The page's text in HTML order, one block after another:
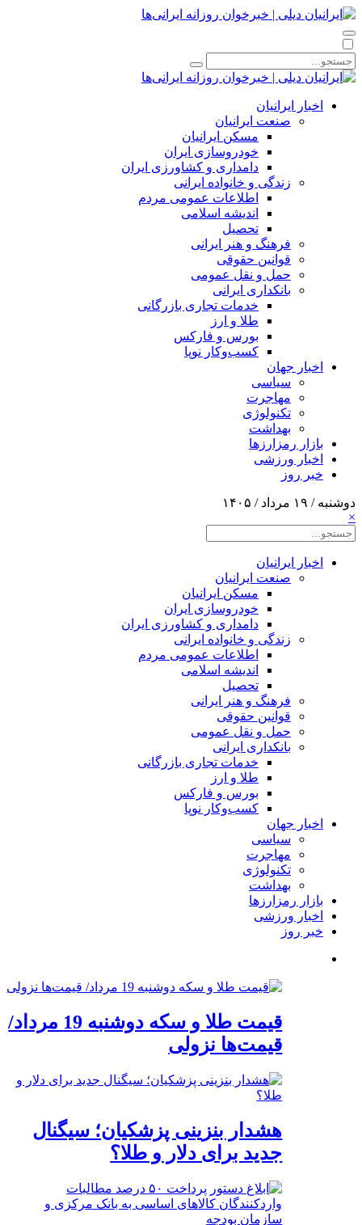
اخبار ایرانیان
صنعت ایرانیان
مسکن ایرانیان
خودروسازی ایران
دامداری و کشاورزی ایران
زندگی و خانواده ایرانی
اطلاعات عمومی مردم
اندیشه اسلامی
تحصیل
فرهنگ و هنر ایرانی
قوانین حقوقی
حمل و نقل عمومی
بانکداری ایرانی
خدمات تجاری بازرگانی
طلا و ارز
بورس و فارکس
کسب‌وکار نوپا
اخبار جهان
سیاسی
مهاجرت
تکنولوژی
بهداشت
بازار رمزارزها
اخبار ورزشی
خبر روز
دوشنبه / ۱۹ مرداد / ۱۴۰۵
×
اخبار ایرانیان
صنعت ایرانیان
مسکن ایرانیان
خودروسازی ایران
دامداری و کشاورزی ایران
زندگی و خانواده ایرانی
اطلاعات عمومی مردم
اندیشه اسلامی
تحصیل
فرهنگ و هنر ایرانی
قوانین حقوقی
حمل و نقل عمومی
بانکداری ایرانی
خدمات تجاری بازرگانی
طلا و ارز
بورس و فارکس
کسب‌وکار نوپا
اخبار جهان
سیاسی
مهاجرت
تکنولوژی
بهداشت
بازار رمزارزها
اخبار ورزشی
خبر روز
قیمت طلا و سکه دوشنبه 19 مرداد/
قیمت‌ها نزولی
هشدار بنزینی پزشکیان؛ سیگنال
جدید برای دلار و طلا؟